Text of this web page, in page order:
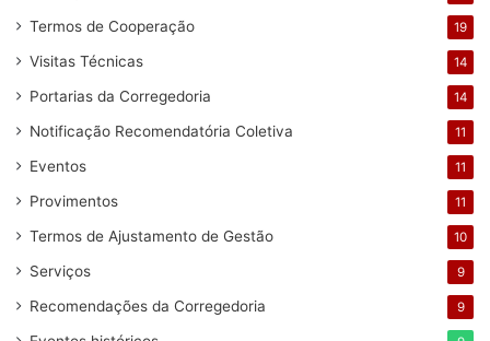
Termos de Cooperação 19
Visitas Técnicas 14
Portarias da Corregedoria 14
Notificação Recomendatória Coletiva 11
Eventos 11
Provimentos 11
Termos de Ajustamento de Gestão 10
Serviços 9
Recomendações da Corregedoria 9